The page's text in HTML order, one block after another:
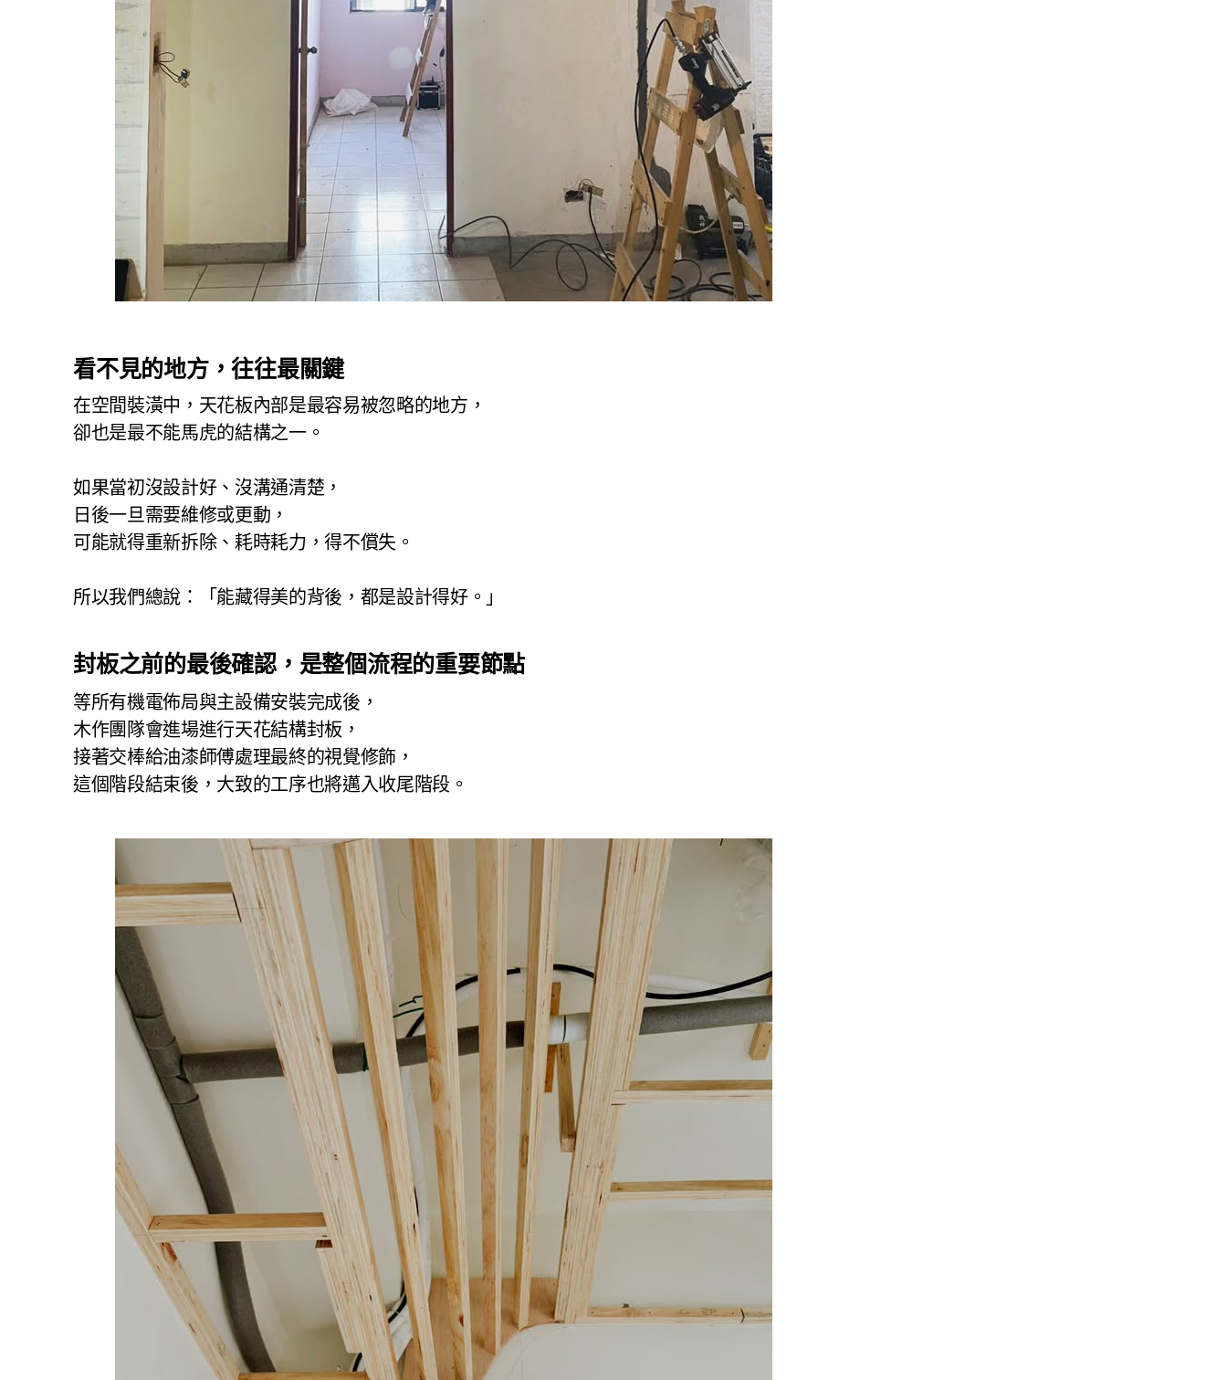
看不見的地方，往往最關鍵
在空間裝潢中，天花板內部是最容易被忽略的地方，
卻也是最不能馬虎的結構之一。
如果當初沒設計好、沒溝通清楚，
日後一旦需要維修或更動，
可能就得重新拆除、耗時耗力，得不償失。
所以我們總說：「能藏得美的背後，都是設計得好。」
封板之前的最後確認，是整個流程的重要節點
等所有機電佈局與主設備安裝完成後，
木作團隊會進場進行天花結構封板，
接著交棒給油漆師傅處理最終的視覺修飾，
這個階段結束後，大致的工序也將邁入收尾階段。